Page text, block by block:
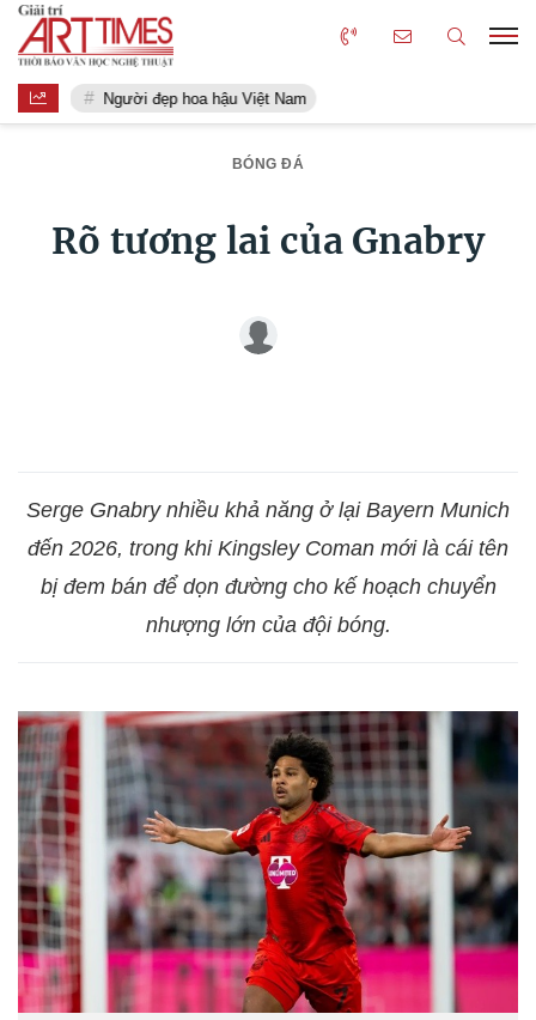
Người đẹp hoa hậu Việt Nam
BÓNG ĐÁ
Rõ tương lai của Gnabry
Serge Gnabry nhiều khả năng ở lại Bayern Munich
đến 2026, trong khi Kingsley Coman mới là cái tên
bị đem bán để dọn đường cho kế hoạch chuyển
nhượng lớn của đội bóng.